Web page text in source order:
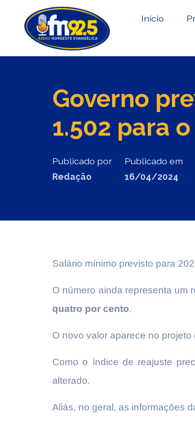
Início
Governo
1.502 para
Publicado por
Redação
Publicado em
16/04/2024
Salário mínimo previsto para
O número ainda representa um
quatro por cento.
O novo valor aparece no
Como o índice de reajuste
alterado.
Aliás, no geral, as informações